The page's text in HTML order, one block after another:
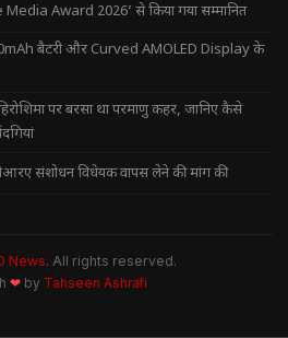
Award 2026’ से किया गया सम्मानित
बैटरी और Curved AMOLED Display के
पर बरसा था परमाणु कहर, जानिए कैसे
संशोधन विधेयक वापस लेने की मांग की
News. All rights reserved.
❤ by Tahseen Ashrafi